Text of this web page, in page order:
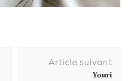
Article suivant
Youri